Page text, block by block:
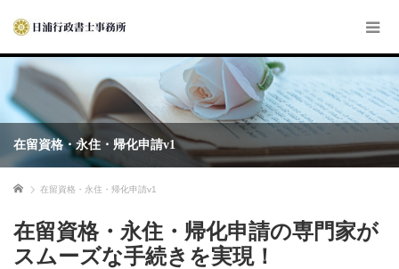
在留資格・永住・帰化申請v1
ホーム 在留資格・永住・帰化申請v1
在留資格・永住・帰化申請の専門家が
スムーズな手続きを実現！